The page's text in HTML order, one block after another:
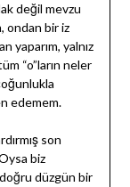
değil mevzu
ondan bir iz
yaparım, yalnız
“o”ların neler
edemem.
son
biz
düzgün bir